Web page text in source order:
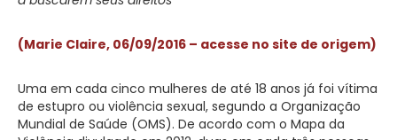
(Marie Claire, 06/09/2016 – acesse no site de origem)
Uma em cada cinco mulheres de até 18 anos já foi vítima
de estupro ou violência sexual, segundo a Organização
Mundial de Saúde (OMS). De acordo com o Mapa da